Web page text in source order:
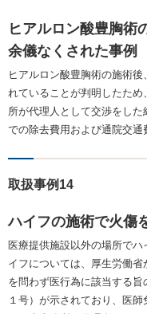
ヒアルロン酸豊胸術
余儀なくされた事例
ヒアルロン酸豊胸術の施術
れていることが判明したた
所が代理人として交渉をし
での除去費用および通院交通
取扱事例14
ハイフの施術で火傷
医療提供施設以外の場所で
イフについては、厚生労働
を問わず医行為に該当する
１号）が示されており、医